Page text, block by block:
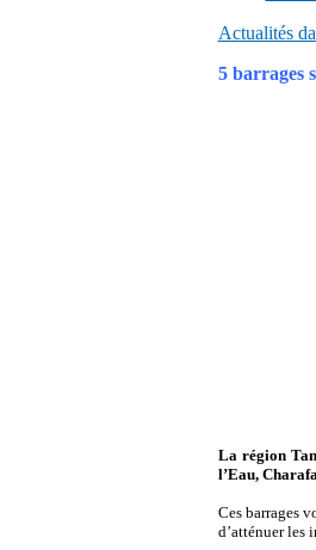
Actualités
5 barrages
La région
l’Eau,
Ces barrages
d’atténuer les